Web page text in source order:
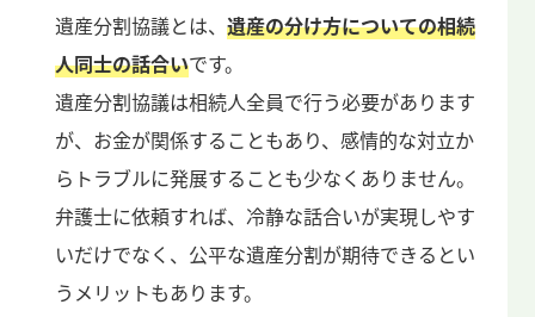
遺産分割協議とは、 遺産の分け方についての相続
人同士の話合いです。
遺産分割協議は相続人全員で行う必要があります
が、お金が関係することもあり、感情的な対立か
らトラブルに発展することも少なくありません。
弁護士に依頼すれば、冷静な話合いが実現しやす
いだけでなく、公平な遺産分割が期待できるとい
うメリットもあります。